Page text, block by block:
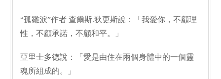
“孤雛淚”作者 查爾斯.狄更斯說：「我愛你，不顧理
性，不顧承諾，不顧和平。」
亞里士多德說：「愛是由住在兩個身體中的一個靈
魂所組成的。」